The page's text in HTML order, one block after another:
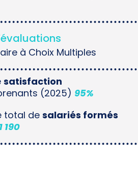
à Choix Multiples
satisfaction
(2025) 95%
total desalariés formés
1 190